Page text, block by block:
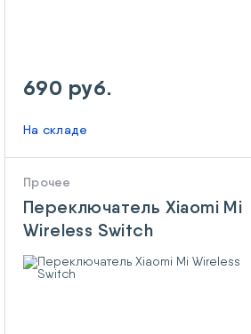
690 руб.
На складе
Прочее
Переключатель Xiaomi Mi
Wireless Switch